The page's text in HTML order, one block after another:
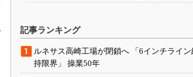
記事ランキング
ルネサス高崎工場が閉鎖へ 「6インチライン
持限界」 操業50年